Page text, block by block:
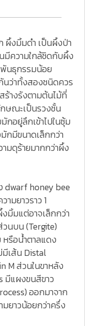
ผึ้งมิ้มดำ เป็นผึ้งป่า
ความใกล้ชิดกับผึ้ง
นธุกรรมน้อย
ว่าทั้งสองชนิดควร
ร้างรังตามต้นไม้ที่
ษณะเป็นรวงชั้น
อยู่ลึกเข้าไปในซุ้ม
กมีขนาดเล็กกว่า
มดุร้ายมากกว่าผึ้ง
dwarf honey bee
มยาวราว 1
มิ้มแต่อาจเล็กกว่า
นบน (Tergite)
หรือน้ำตาลแดง
เส้น Distal
M ส่วนในขาหลัง
มีแผงขนสีขาว
ออกมาจาก
ยาวน้อยกว่าครึ่ง